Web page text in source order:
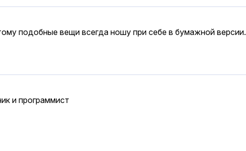
подобные вещи всегда ношу при себе в бумажной версии.
и программист